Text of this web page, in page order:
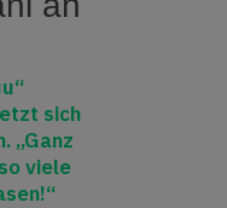
sich
„Ganz
viele